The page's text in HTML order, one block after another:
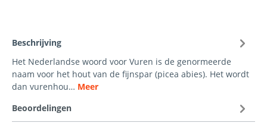
Beschrijving
Het Nederlandse woord voor Vuren is de genormeerde
naam voor het hout van de fijnspar (picea abies). Het wordt
dan vurenhou… Meer
Beoordelingen